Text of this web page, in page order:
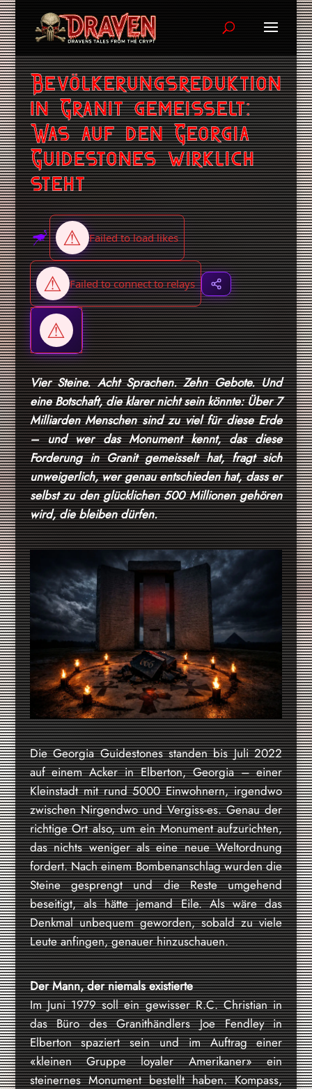
Bevölkerungsreduktion
in Granit gemeisselt:
Was auf den Georgia
Guidestones wirklich
steht
Vier Steine. Acht Sprachen. Zehn Gebote. Und
eine Botschaft, die klarer nicht sein könnte: Über 7
Milliarden Menschen sind zu viel für diese Erde
– und wer das Monument kennt, das diese
Forderung in Granit gemeisselt hat, fragt sich
unweigerlich, wer genau entschieden hat, dass er
selbst zu den glücklichen 500 Millionen gehören
wird, die bleiben dürfen.
Die Georgia Guidestones standen bis Juli 2022
auf einem Acker in Elberton, Georgia – einer
Kleinstadt mit rund 5000 Einwohnern, irgendwo
zwischen Nirgendwo und Vergiss-es. Genau der
richtige Ort also, um ein Monument aufzurichten,
das nichts weniger als eine neue Weltordnung
fordert. Nach einem Bombenanschlag wurden die
Steine gesprengt und die Reste umgehend
beseitigt, als hätte jemand Eile. Als wäre das
Denkmal unbequem geworden, sobald zu viele
Leute anfingen, genauer hinzuschauen.
Der Mann, der niemals existierte
Im Juni 1979 soll ein gewisser R.C. Christian in
das Büro des Granithändlers Joe Fendley in
Elberton spaziert sein und im Auftrag einer
«kleinen Gruppe loyaler Amerikaner» ein
steinernes Monument bestellt haben. Kompass,